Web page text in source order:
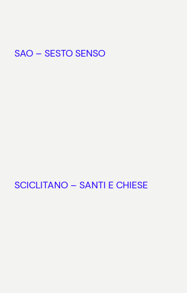
SAO – SESTO SENSO
SCICLITANO – SANTI E CHIESE